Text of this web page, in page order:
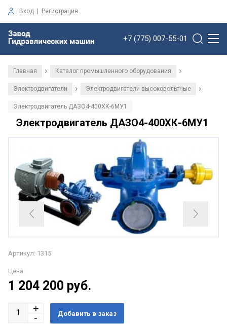
Вход | Регистрация
+7 (775) 007-55-01
Главная / Каталог промышленного оборудования /
Электродвигатели / Электродвигатели высоковольтные /
Электродвигатель ДАЗО4-400ХК-6МУ1
Электродвигатель ДАЗО4-400ХК-6МУ1
Артикул: 1315
Цена:
1 204 200 руб.